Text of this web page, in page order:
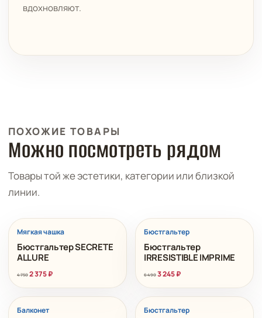
вдохновляют.
ПОХОЖИЕ ТОВАРЫ
Можно посмотреть рядом
Товары той же эстетики, категории или близкой
линии.
Мягкая чашка
Бюстгальтер SECRETE
ALLURE
4 750 2 375₽
Бюстгальтер
Бюстгальтер
IRRESISTIBLE IMPRIME
6 490 3 245₽
Балконет Бюстгальтер